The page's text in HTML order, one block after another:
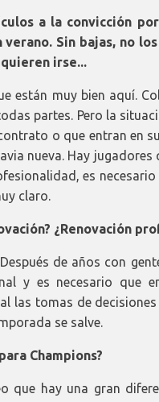
a la convicción
Sin bajas, no
irse...
están muy bien aquí.
partes. Pero la
o que entran en
nueva. Hay
es
claro.
¿Renovación
de años con
y es necesario que
las tomas de
se salve.
Champions?
que hay una gran